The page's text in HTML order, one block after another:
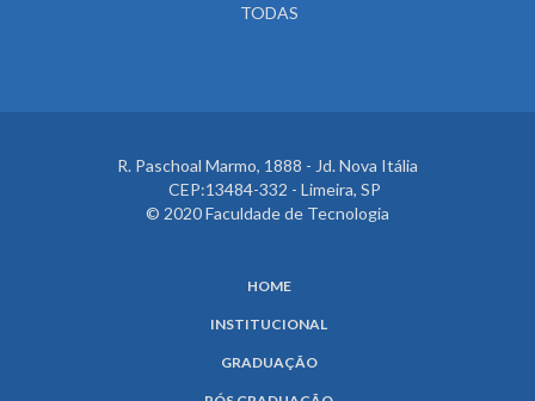
TODAS
R. Paschoal Marmo, 1888 - Jd. Nova Itália
CEP:13484-332 - Limeira, SP
© 2020 Faculdade de Tecnologia
HOME
INSTITUCIONAL
GRADUAÇÃO